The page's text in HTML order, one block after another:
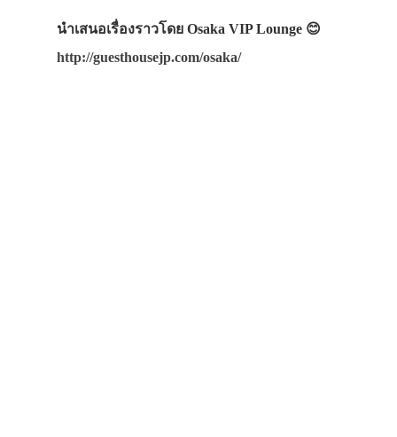
นำเสนอเรื่องราวโดย Osaka VIP Lounge 😊
http://guesthousejp.com/osaka/